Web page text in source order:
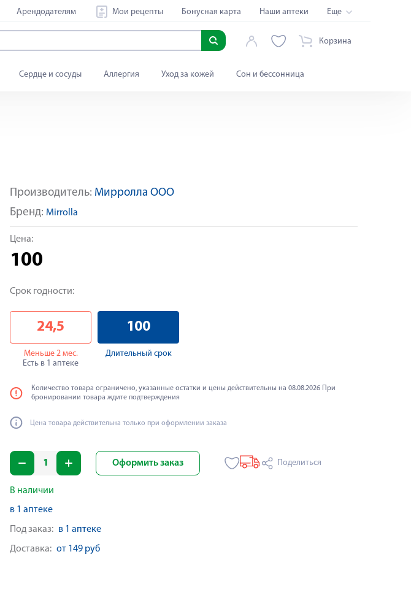
Арендодателям Мои рецепты Бонусная карта Наши аптеки Еще
Корзина
Сердце и сосуды Аллергия Уход за кожей Сон и бессонница
Производитель: Мирролла ООО
Бренд: Mirrolla
Цена:
100
Срок годности:
24,5
Меньше 2 мес.
Есть в 1 аптеке
100
Длительный срок
Количество товара ограничено, указанные остатки и цены действительны на 08.08.2026 При
бронировании товара ждите подтверждения
Цена товара действительна только при оформлении заказа
Оформить заказ Поделиться
В наличии
в 1 аптеке
Под заказ: в 1 аптеке
Доставка: от 149 руб